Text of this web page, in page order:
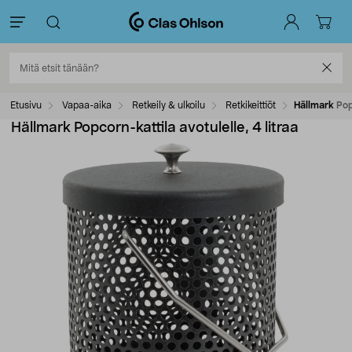
Etusivu Vapaa-aika Retkeily & ulkoilu Retkikeittiöt Hällmark
Hällmark Popcorn-kattila avotulelle, 4 litraa